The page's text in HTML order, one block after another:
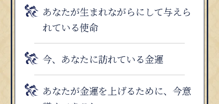
あなたが生まれながらにして与えら
れている使命
今、あなたに訪れている金運
あなたが金運を上げるために、今意